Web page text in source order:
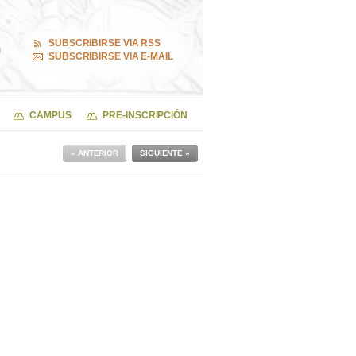
SUBSCRIBIRSE VIA RSS
SUBSCRIBIRSE VIA E-MAIL
CAMPUS PRE-INSCRIPCIÓN
SIGUIENTE »
« ANTERIOR